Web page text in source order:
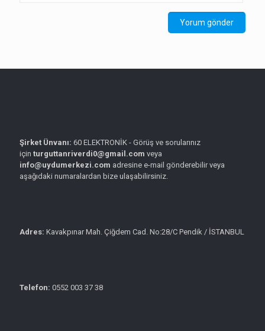
Şirket Ünvanı: 60 ELEKTRONİK - Görüş ve sorularınız
için turguttanriverdi0@gmail.com veya
info@uydumerkezi.com adresine e-mail gönderebilir veya
aşağıdaki numaralardan bize ulaşabilirsiniz.
Adres: Kavakpınar Mah. Çiğdem Cad. No:28/C Pendik / İSTANBUL
Telefon: 0552 003 37 38